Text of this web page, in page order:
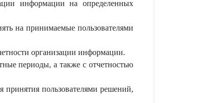
информации на определенных
на принимаемые пользователями
организации информации.
периоды, а также с отчетностью
принятия пользователями решений,